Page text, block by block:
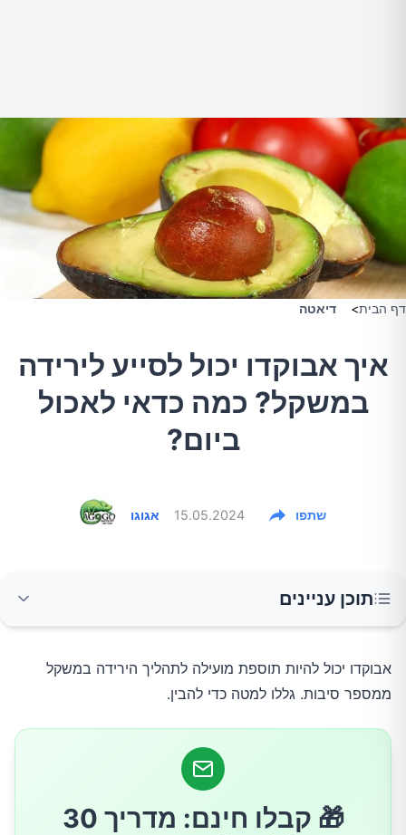
דף הבית> דיאטה
איך אבוקדו יכול לסייע לירידה
במשקל? כמה כדאי לאכול
ביום?
אגוגו 15.05.2024 שתפו
תוכן עניינים
תחושת שובע
עשיר בויטמינים ומינרלים
איזון סוכר בדם
אבוקדו יכול להיות תוספת מועילה לתהליך הירידה במשקל
ממספר סיבות. גללו למטה כדי להבין.
🎁 קבלו חינם: מדריך 30